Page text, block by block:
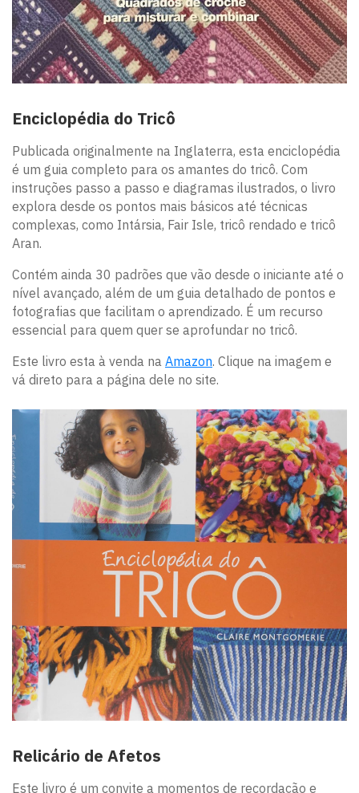
Enciclopédia do Tricô
Publicada originalmente na Inglaterra, esta enciclopédia
é um guia completo para os amantes do tricô. Com
instruções passo a passo e diagramas ilustrados, o livro
explora desde os pontos mais básicos até técnicas
complexas, como Intársia, Fair Isle, tricô rendado e tricô
Aran.
Contém ainda 30 padrões que vão desde o iniciante até o
nível avançado, além de um guia detalhado de pontos e
fotografias que facilitam o aprendizado. É um recurso
essencial para quem quer se aprofundar no tricô.
Este livro esta à venda na Amazon. Clique na imagem e
vá direto para a página dele no site.
Relicário de Afetos
Este livro é um convite a momentos de recordação e